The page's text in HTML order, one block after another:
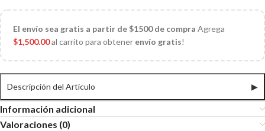
El envío sea gratis a partir de $1500 de compra Agrega
$1,500.00al carrito para obtener envío gratis!
Descripción del Articulo ▶
Información adicional
Valoraciones (0)